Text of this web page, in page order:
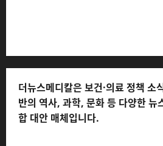
더뉴스메디칼은 보건·의료 정책 소
반의 역사, 과학, 문화 등 다양한 뉴
합 대안 매체입니다.